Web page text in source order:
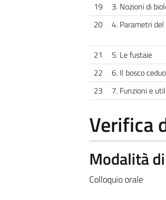
19
3. Nozioni di
20
4. Parametri del
21
5. Le fustaie
22
6. Il bosco ceduo
23
7. Funzioni e
Verifica
Modalità
Colloquio orale